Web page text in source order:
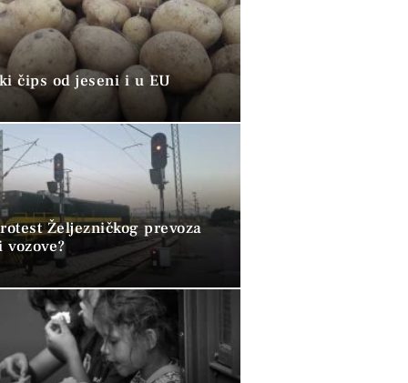
čips od jeseni i u EU
Željezničkog prevoza
vozove?